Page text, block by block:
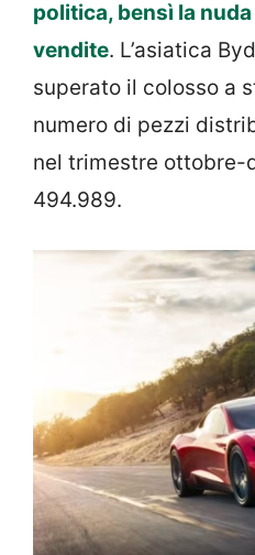
politica, bensì la
vendite. L’asiatica
superato il colosso a
numero di pezzi
nel trimestre ottobre-
494.989.